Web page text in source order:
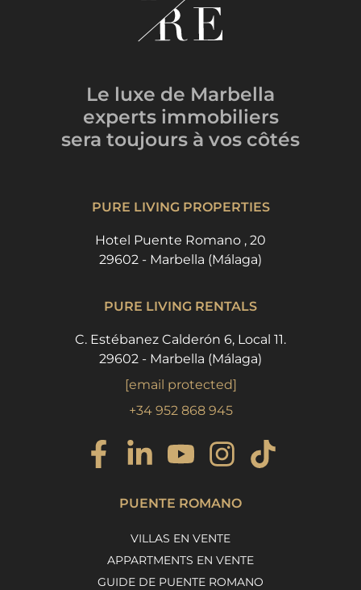
Le luxe de Marbella
experts immobiliers
sera toujours à vos côtés
PURE LIVING PROPERTIES
Hotel Puente Romano , 20
29602 - Marbella (Málaga)
PURE LIVING RENTALS
C. Estébanez Calderón 6, Local 11.
29602 - Marbella (Málaga)
[email protected]
+34 952 868 945
PUENTE ROMANO
VILLAS EN VENTE
APPARTMENTS EN VENTE
GUIDE DE PUENTE ROMANO